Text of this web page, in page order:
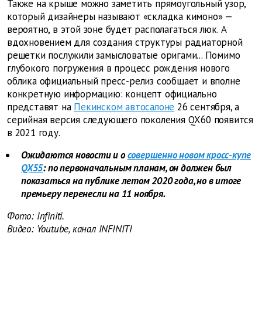
Также на крыше можно заметить прямоугольный узор,
который дизайнеры называют «складка кимоно» —
вероятно, в этой зоне будет располагаться люк. А
вдохновением для создания структуры радиаторной
решетки послужили замысловатые оригами... Помимо
глубокого погружения в процесс рождения нового
облика официальный пресс-релиз сообщает и вполне
конкретную информацию: концепт официально
представят на Пекинском автосалоне 26 сентября, а
серийная версия следующего поколения QX60 появится
в 2021 году.
Ожидаются новости и осовершенно новом кросс-купе
QX55: по первоначальным планам, он должен был
показаться на публике летом 2020 года, но в итоге
премьеру перенесли на 11 ноября.
Фото: Infiniti.
Видео: Youtube, канал INFINITI